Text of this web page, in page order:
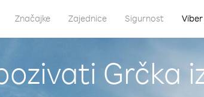
Značajke Zajednice Sigurnost
Grčka